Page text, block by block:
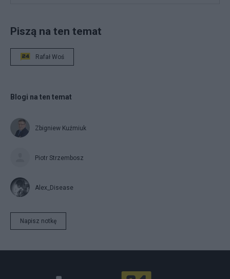
Piszą na ten temat
Rafał Woś
Blogi na ten temat
Zbigniew Kuźmiuk
Piotr Strzembosz
Alex_Disease
Napisz notkę